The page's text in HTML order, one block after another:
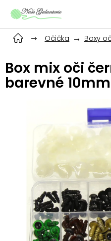
Očička
Boxy
Box mix oči
barevné 10mm